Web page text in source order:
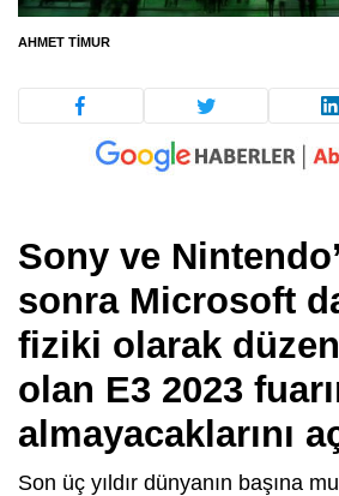
AHMET TIMUR
Sony ve
sonra Microsoft
fiziki olarak
olan E3 2023
almayacaklarını
Son üç yıldır dünyanın başına